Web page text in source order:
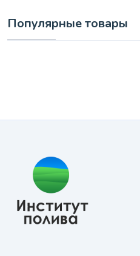
Популярные товары